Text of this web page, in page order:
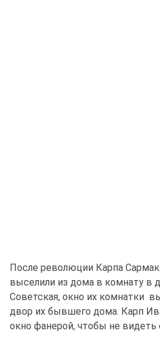
После революции Карпа
выселили из дома в комнату в
Советская, окно их комнатки
двор их бывшего дома. Карп
окно фанерой, чтобы не